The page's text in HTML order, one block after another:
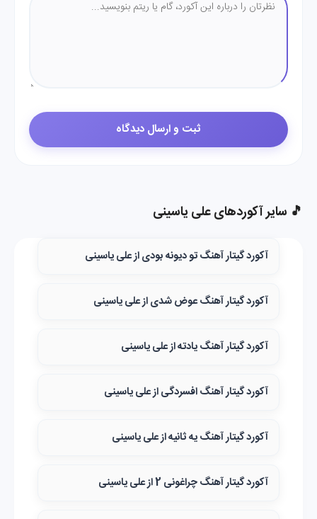
🎵 سایر آکوردهای علی یاسینی
آکورد گیتار آهنگ تو دیونه بودی از علی یاسینی
آکورد گیتار آهنگ عوض شدی از علی یاسینی
آکورد گیتار آهنگ یادته از علی یاسینی
آکورد گیتار آهنگ افسردگی از علی یاسینی
آکورد گیتار آهنگ یه ثانیه از علی یاسینی
آکورد گیتار آهنگ چراغونی 2 از علی یاسینی